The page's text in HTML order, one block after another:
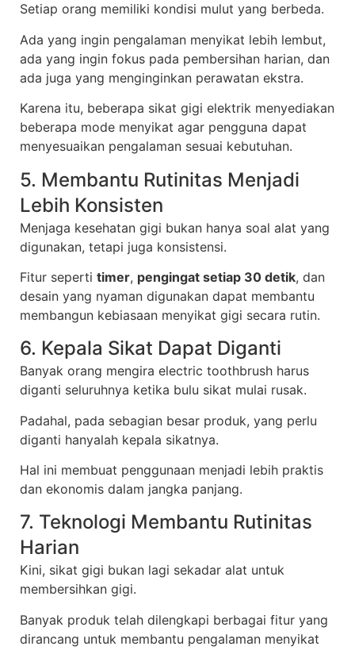
Setiap orang memiliki kondisi mulut yang berbeda.
Ada yang ingin pengalaman menyikat lebih lembut,
ada yang ingin fokus pada pembersihan harian, dan
ada juga yang menginginkan perawatan ekstra.
Karena itu, beberapa sikat gigi elektrik menyediakan
beberapa mode menyikat agar pengguna dapat
menyesuaikan pengalaman sesuai kebutuhan.
5. Membantu Rutinitas Menjadi
Lebih Konsisten
Menjaga kesehatan gigi bukan hanya soal alat yang
digunakan, tetapi juga konsistensi.
Fitur seperti timer, pengingat setiap 30 detik, dan
desain yang nyaman digunakan dapat membantu
membangun kebiasaan menyikat gigi secara rutin.
6. Kepala Sikat Dapat Diganti
Banyak orang mengira electric toothbrush harus
diganti seluruhnya ketika bulu sikat mulai rusak.
Padahal, pada sebagian besar produk, yang perlu
diganti hanyalah kepala sikatnya.
Hal ini membuat penggunaan menjadi lebih praktis
dan ekonomis dalam jangka panjang.
7. Teknologi Membantu Rutinitas
Harian
Kini, sikat gigi bukan lagi sekadar alat untuk
membersihkan gigi.
Banyak produk telah dilengkapi berbagai fitur yang
dirancang untuk membantu pengalaman menyikat